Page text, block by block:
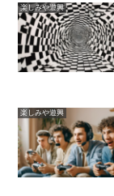
楽しみや遊興
楽しみや遊興